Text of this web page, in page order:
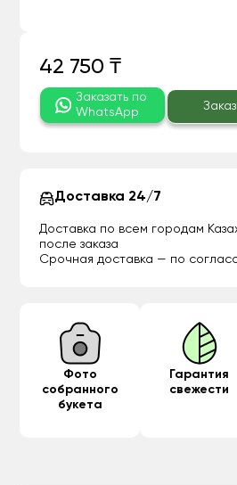
42 750 ₸
Заказать по
WhatsApp
Доставка 24/7
Доставка по всем городам
после заказа
Срочная доставка — по
Фото
собранного
букета
Гарантия
свежести